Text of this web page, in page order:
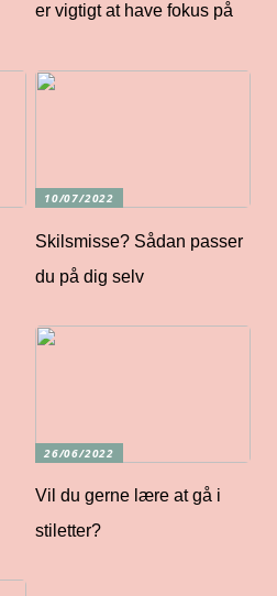
er vigtigt at have fokus på
10/07/2022
Skilsmisse? Sådan passer
du på dig selv
26/06/2022
Vil du gerne lære at gå i
stiletter?